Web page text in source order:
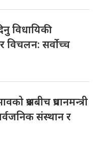
विधायिकी
विचलन: सर्वोच्च
प्रश्नबीच प्रधानमन्त्री
संस्थान र